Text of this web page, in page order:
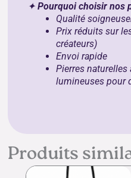
✦Pourquoi choisir nos
Qualité
Prix réduits sur
créateurs)
Envoi rapide
Pierres
lumineuses pour
Produits